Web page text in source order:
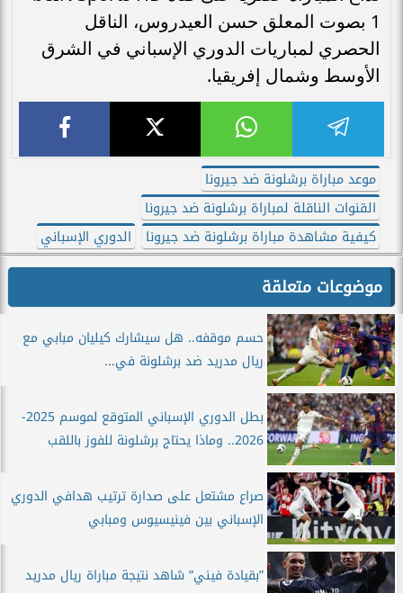
1 بصوت المعلق حسن العيدروس، الناقل
الحصري لمباريات الدوري الإسباني في الشرق
الأوسط وشمال إفريقيا.
موعد مباراة برشلونة ضد جيرونا
القنوات الناقلة لمباراة برشلونة ضد جيرونا
كيفية مشاهدة مباراة برشلونة ضد جيرونا
الدوري الإسباني
موضوعات متعلقة
حسم موقفه.. هل سيشارك كيليان مبابي مع
ريال مدريد ضد برشلونة في...
بطل الدوري الإسباني المتوقع لموسم 2025-
2026.. وماذا يحتاج برشلونة للفوز باللقب
صراع مشتعل على صدارة ترتيب هدافي الدوري
الإسباني بين فينيسيوس ومبابي
”بقيادة فيني” شاهد نتيجة مباراة ريال مدريد